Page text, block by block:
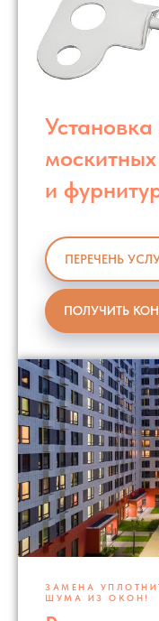
и
ПЕРЕЧЕНЬ
ПОЛУЧИТЬ
ЗАМЕНА
ШУМА ИЗ ОКОН!